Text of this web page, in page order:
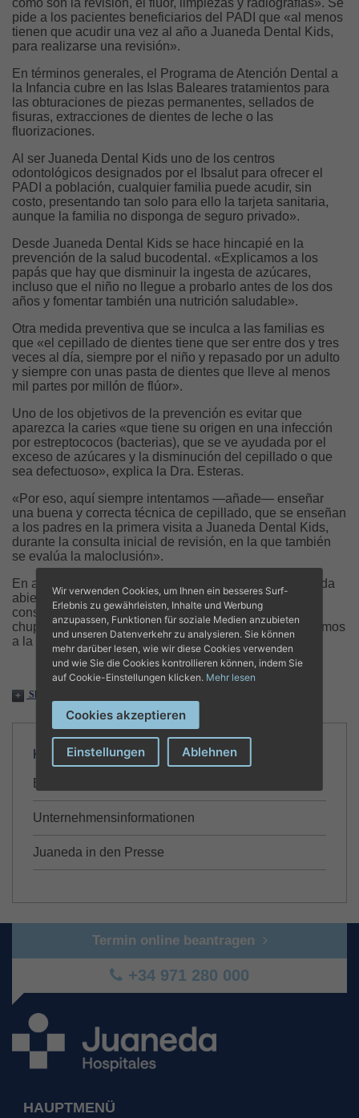
como son la revisión, el flúor, limpiezas y radiografías». Se
pide a los pacientes beneficiarios del PADI que «al menos
tienen que acudir una vez al año a Juaneda Dental Kids,
para realizarse una revisión».
En términos generales, el Programa de Atención Dental a
la Infancia cubre en las Islas Baleares tratamientos para
las obturaciones de piezas permanentes, sellados de
fisuras, extracciones de dientes de leche o las
fluorizaciones.
Al ser Juaneda Dental Kids uno de los centros
odontológicos designados por el Ibsalut para ofrecer el
PADI a población, cualquier familia puede acudir, sin
costo, presentando tan solo para ello la tarjeta sanitaria,
aunque la familia no disponga de seguro privado».
Desde Juaneda Dental Kids se hace hincapié en la
prevención de la salud bucodental. «Explicamos a los
papás que hay que disminuir la ingesta de azúcares,
incluso que el niño no llegue a probarlo antes de los dos
años y fomentar también una nutrición saludable».
Otra medida preventiva que se inculca a las familias es
que «el cepillado de dientes tiene que ser entre dos y tres
veces al día, siempre por el niño y repasado por un adulto
y siempre con unas pasta de dientes que lleve al menos
mil partes por millón de flúor».
Uno de los objetivos de la prevención es evitar que
aparezca la caries «que tiene su origen en una infección
por estreptococos (bacterias), que se ve ayudada por el
exceso de azúcares y la disminución del cepillado o que
sea defectuoso», explica la Dra. Esteras.
«Por eso, aquí siempre intentamos —añade— enseñar
una buena y correcta técnica de cepillado, que se enseñan
a los padres en la primera visita a Juaneda Dental Kids,
durante la consulta inicial de revisión, en la que también
se evalúa la maloclusión».
En algunos niños «se produce una maloclusión, mordida
abierta o invertida (las mandíbulas encajan mal) como
consecuencia de hábitos como succión de dedo o del
chupete más allá de los primeros dos años, que derivamos
a la ortodoncista pediátrica (ya ajeno al PADI)».
Share
KOMMUNIKATION
Blog
Unternehmensinformationen
Juaneda in den Presse
Termin online beantragen
+34 971 280 000
HAUPTMENÜ
Wir verwenden Cookies, um Ihnen ein besseres Surf-
Erlebnis zu gewährleisten, Inhalte und Werbung
anzupassen, Funktionen für soziale Medien anzubieten
und unseren Datenverkehr zu analysieren. Sie können
mehr darüber lesen, wie wir diese Cookies verwenden
und wie Sie die Cookies kontrollieren können, indem Sie
auf Cookie-Einstellungen klicken. Mehr lesen
Cookies akzeptieren
Einstellungen Ablehnen